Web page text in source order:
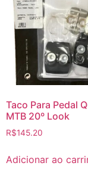
Taco Para Pedal
MTB 20º Look
R$145.20
Adicionar ao